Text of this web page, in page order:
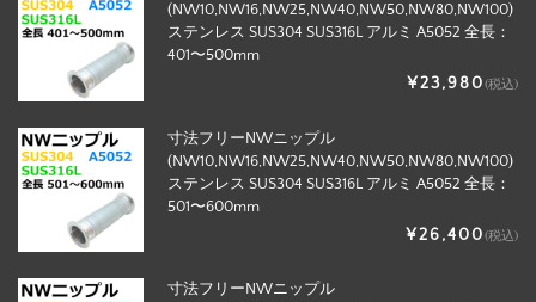
(NW10,NW16,NW25,NW40,NW50,NW80,NW100)
ステンレス SUS304 SUS316L アルミ A5052 全長：
401〜500mm
¥23,980(税込)
寸法フリーNWニップル
(NW10,NW16,NW25,NW40,NW50,NW80,NW100)
ステンレス SUS304 SUS316L アルミ A5052 全長：
501〜600mm
¥26,400(税込)
寸法フリーNWニップル